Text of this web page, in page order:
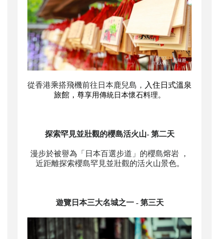
從香港乘搭飛機前往日本鹿兒島， 入住日式溫泉
旅館 ， 尊享用傳統日本懷石料理。
探索罕見並壯觀的櫻島活火山- 第二天
漫步於被譽為「日本百選步道」的櫻島熔岩
，
近距離探索櫻島罕見並壯觀的活火山景色。
遊覽日本三大名城之一- 第三天